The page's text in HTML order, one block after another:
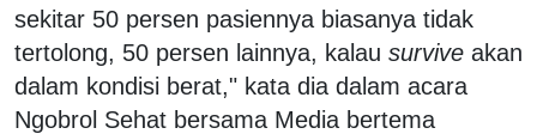
sekitar 50 persen pasiennya biasanya tidak
tertolong, 50 persen lainnya, kalau survive akan
dalam kondisi berat," kata dia dalam acara
Ngobrol Sehat bersama Media bertema